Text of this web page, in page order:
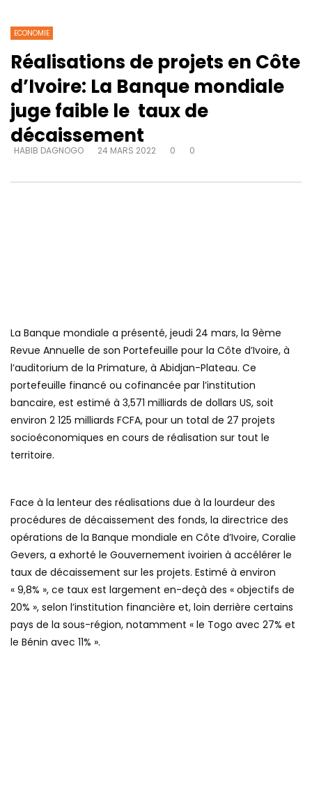
ECONOMIE
Réalisations de projets en Côte
d’Ivoire: La Banque mondiale
juge faible le taux de
décaissement
HABIB DAGNOGO 24 MARS 2022 0 0
La Banque mondiale a présenté, jeudi 24 mars, la 9ème
Revue Annuelle de son Portefeuille pour la Côte d’Ivoire, à
l’auditorium de la Primature, à Abidjan-Plateau. Ce
portefeuille financé ou cofinancée par l’institution
bancaire, est estimé à 3,571 milliards de dollars US, soit
environ 2 125 milliards FCFA, pour un total de 27 projets
socioéconomiques en cours de réalisation sur tout le
territoire.
Face à la lenteur des réalisations due à la lourdeur des
procédures de décaissement des fonds, la directrice des
opérations de la Banque mondiale en Côte d’Ivoire, Coralie
Gevers, a exhorté le Gouvernement ivoirien à accélérer le
taux de décaissement sur les projets. Estimé à environ
« 9,8% », ce taux est largement en-deçà des « objectifs de
20% », selon l’institution financière et, loin derrière certains
pays de la sous-région, notamment « le Togo avec 27% et
le Bénin avec 11% ».